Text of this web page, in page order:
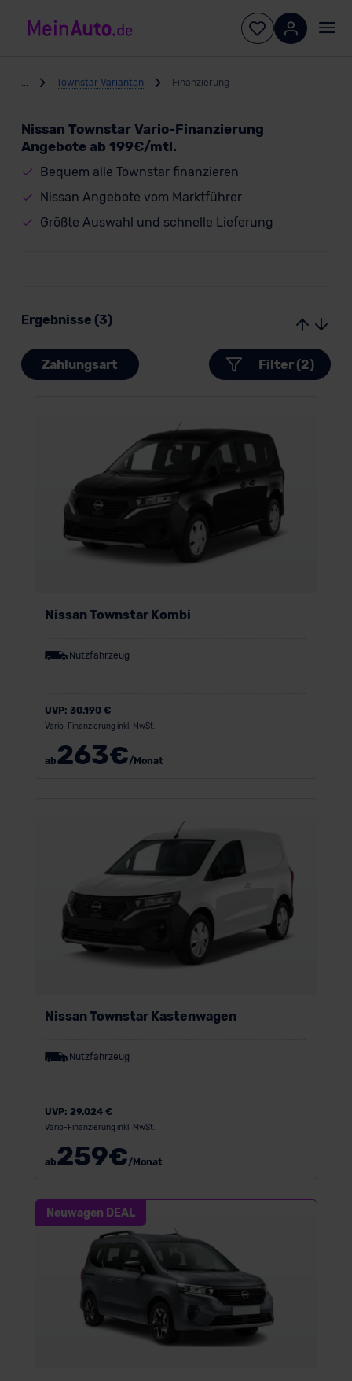
Townstar Varianten Finanzierung
Nissan Townstar Vario-Finanzierung
Angebote ab 199€/mtl.
Bequem alle Townstar finanzieren
Nissan Angebote vom Marktführer
Größte Auswahl und schnelle Lieferung
Ergebnisse (3)
Zahlungsart Filter (2)
Nissan Townstar Kombi
Nutzfahrzeug
UVP: 30.190 €
Vario-Finanzierung inkl. MwSt.
ab263€/Monat
Nissan Townstar Kastenwagen
Nutzfahrzeug
UVP: 29.024 €
Vario-Finanzierung inkl. MwSt.
ab259€/Monat
Neuwagen DEAL